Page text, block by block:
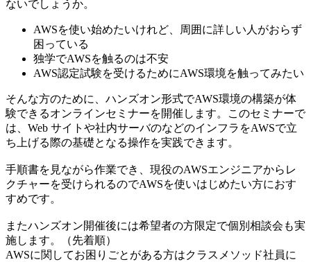
ないでしょうか。
AWSを使い始めたいけれど、周囲に詳しい人がおらず
困っている
独学でAWSを触るのは不安
AWS認定試験を受けるためにAWS環境を触ってみたい
そんな方のために、ハンズオン形式でAWS環境の構築が体
験できるオンラインセミナーを開催します。このセミナーで
は、Web サイトや社内サーバのなどのインフラをAWSで立
ち上げる際の基礎となる操作を実践できます。
手順書を見ながら作業でき、現役のAWSエンジニアからレ
クチャーを受けられるのでAWSを使いはじめたい方におす
すめです。
またハンズオン開催後には希望者の方限定で個別相談会も実
施します。（先着順）
AWSに関してお困りごとがある方はクラスメソッド社員に